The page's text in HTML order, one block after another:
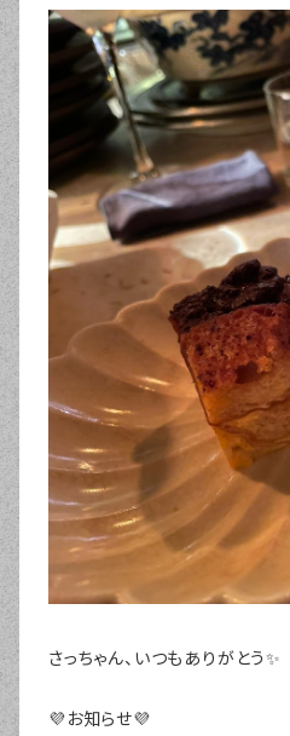
さっちゃん、いつもありがとう✨
💜お知らせ💜